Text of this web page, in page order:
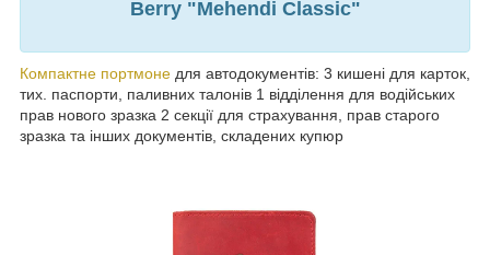
Berry "Mehendi Classic"
Компактне портмоне для автодокументів: 3 кишені для карток,
тих. паспорти, паливних талонів 1 відділення для водійських
прав нового зразка 2 секції для страхування, прав старого
зразка та інших документів, складених купюр